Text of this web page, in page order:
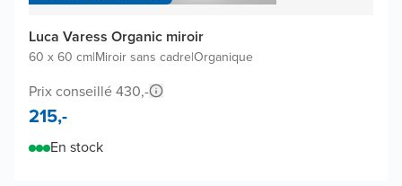
Luca Varess Organic miroir
60 x 60 cm|Miroir sans cadre|Organique
Prix conseillé 430,-
215,-
En stock